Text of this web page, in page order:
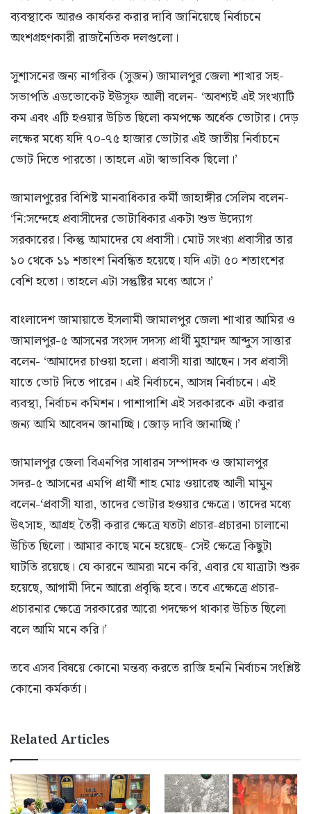
ব্যবস্থাকে আরও কার্যকর করার দাবি জানিয়েছে নির্বাচনে
অংশগ্রহণকারী রাজনৈতিক দলগুলো।
সুশাসনের জন্য নাগরিক (সুজন) জামালপুর জেলা শাখার সহ-
সভাপতি এডভোকেট ইউসূফ আলী বলেন- ‘অবশ্যই এই সংখ্যাটি
কম এবং এটি হওয়ার উচিত ছিলো কমপক্ষে অর্ধেক ভোটার। দেড়
লক্ষের মধ্যে যদি ৭০-৭৫ হাজার ভোটার এই জাতীয় নির্বাচনে
ভোট দিতে পারতো। তাহলে এটা স্বাভাবিক ছিলো।’
জামালপুরের বিশিষ্ট মানবাধিকার কর্মী জাহাঙ্গীর সেলিম বলেন-
‘নি:সন্দেহে প্রবাসীদের ভোটাধিকার একটা শুভ উদ্যোগ
সরকারের। কিন্তু আমাদের যে প্রবাসী। মোট সংখ্যা প্রবাসীর তার
১০ থেকে ১১ শতাংশ নিবন্ধিত হয়েছে। যদি এটা ৫০ শতাংশের
বেশি হতো। তাহলে এটা সন্তুষ্টির মধ্যে আসে।’
বাংলাদেশ জামায়াতে ইসলামী জামালপুর জেলা শাখার আমির ও
জামালপুর-৫ আসনের সংসদ সদস্য প্রার্থী মুহাম্মদ আব্দুস সাত্তার
বলেন- ‘আমাদের চাওয়া হলো। প্রবাসী যারা আছেন। সব প্রবাসী
যাতে ভোট দিতে পারেন। এই নির্বাচনে, আসন্ন নির্বাচনে। এই
ব্যবস্থা, নির্বাচন কমিশন। পাশাপাশি এই সরকারকে এটা করার
জন্য আমি আবেদন জানাচ্ছি। জোড় দাবি জানাচ্ছি।’
জামালপুর জেলা বিএনপির সাধারন সম্পাদক ও জামালপুর
সদর-৫ আসনের এমপি প্রার্থী শাহ মোঃ ওয়ারেছ আলী মামুন
বলেন-‘প্রবাসী যারা, তাদের ভোটার হওয়ার ক্ষেত্রে। তাদের মধ্যে
উৎসাহ, আগ্রহ তৈরী করার ক্ষেত্রে যতটা প্রচার-প্রচারনা চালানো
উচিত ছিলো। আমার কাছে মনে হয়েছে- সেই ক্ষেত্রে কিছুটা
ঘাটতি রয়েছে। যে কারনে আমরা মনে করি, এবার যে যাত্রাটা শুরু
হয়েছে, আগামী দিনে আরো প্রবৃদ্ধি হবে। তবে এক্ষেত্রে প্রচার-
প্রচারনার ক্ষেত্রে সরকারের আরো পদক্ষেপ থাকার উচিত ছিলো
বলে আমি মনে করি।’
তবে এসব বিষয়ে কোনো মন্তব্য করতে রাজি হননি নির্বাচন সংশ্লিষ্ট
কোনো কর্মকর্তা।
Related Articles